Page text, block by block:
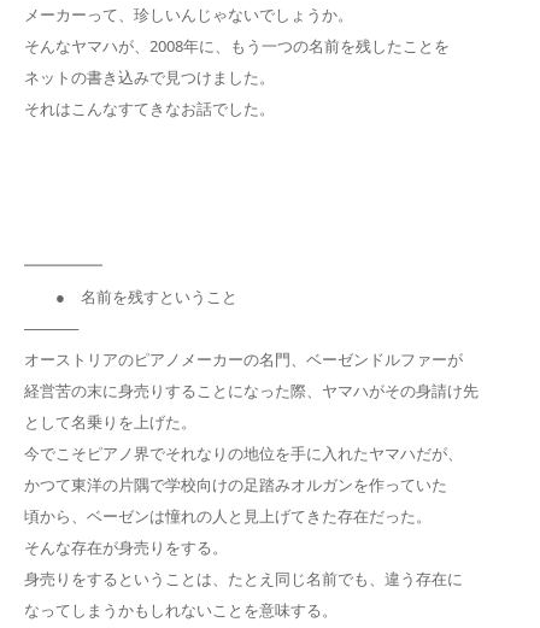
メーカーって、珍しいんじゃないでしょうか。
そんなヤマハが、2008年に、もう一つの名前を残したことを
ネットの書き込みで見つけました。
それはこんなすてきなお話でした。
━━━━━
● 名前を残すということ
─────
オーストリアのピアノメーカーの名門、ベーゼンドルファーが
経営苦の末に身売りすることになった際、ヤマハがその身請け先
として名乗りを上げた。
今でこそピアノ界でそれなりの地位を手に入れたヤマハだが、
かつて東洋の片隅で学校向けの足踏みオルガンを作っていた
頃から、ベーゼンは憧れの人と見上げてきた存在だった。
そんな存在が身売りをする。
身売りをするということは、たとえ同じ名前でも、違う存在に
なってしまうかもしれないことを意味する。